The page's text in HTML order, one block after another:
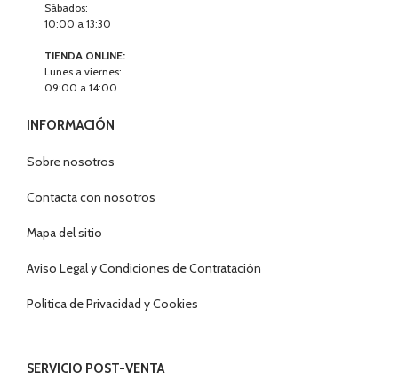
Sábados:
10:00 a 13:30
TIENDA ONLINE:
Lunes a viernes:
09:00 a 14:00
INFORMACIÓN
Sobre nosotros
Contacta con nosotros
Mapa del sitio
Aviso Legal y Condiciones de Contratación
Politica de Privacidad y Cookies
SERVICIO POST-VENTA